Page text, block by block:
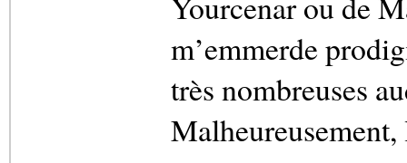
m’emmerde
très nombreuses